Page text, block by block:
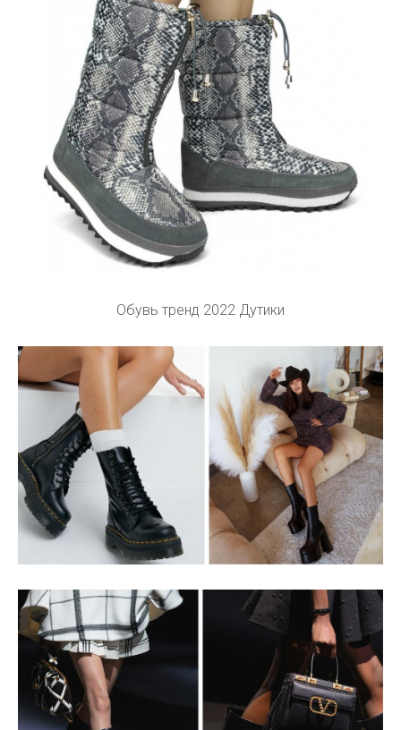
Обувь тренд 2022 Дутики